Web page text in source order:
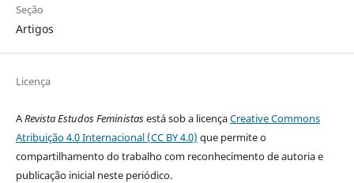
Seção
Artigos
Licença
ARevista Estudos Feministasestá sob a licençaCreative Commons
Atribuição 4.0 Internacional (CC BY 4.0) que permite o
compartilhamento do trabalho com reconhecimento de autoria e
publicação inicial neste periódico.